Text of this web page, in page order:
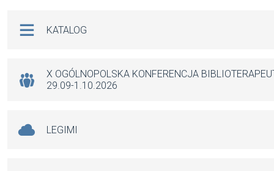
o
k
p
KATALOG
X OGÓLNOPOLSKA KONFERENCJA
29.09-1.10.2026
LEGIMI